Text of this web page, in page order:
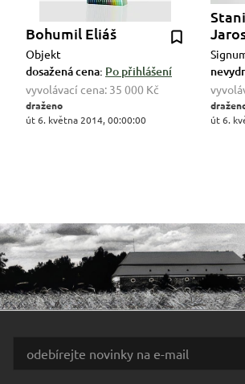
Bohumil Eliáš
Objekt
dosažená cena: Po přihlášení
vyvolávací cena: 35 000 Kč
draženo
út 6. května 2014, 00:00:00
út 6.